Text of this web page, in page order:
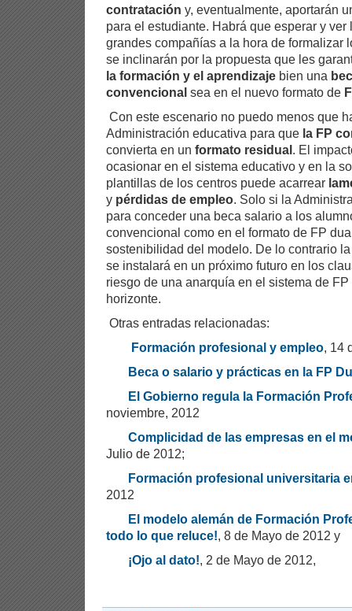
contratación y, eventualmente, aportarán
para el estudiante. Habrá que esperar y ver
grandes compañías a la hora de formalizar
se inclinarán por la propuesta que les
la formación y el aprendizaje bien una
convencional sea en el nuevo formato de
Con este escenario no puedo menos que
Administración educativa para que la FP
convierta en un formato residual. El
ocasionar en el sistema educativo y en la
plantillas de los centros puede acarrear
y pérdidas de empleo. Solo si la
para conceder una beca salario a los
convencional como en el formato de FP
sostenibilidad del modelo. De lo contrario
se instalará en un próximo futuro en los
riesgo de una anarquía en el sistema de
horizonte.
Otras entradas relacionadas:
Formación profesional y empleo, 14
Beca o salario y prácticas en la FP
El Gobierno regula la Formación
noviembre, 2012
Complicidad de las empresas en el
Julio de 2012;
Formación profesional universitaria
2012
El modelo alemán de Formación
todo lo que reluce!, 8 de Mayo de 2012 y
¡Ojo al dato!, 2 de Mayo de 2012,